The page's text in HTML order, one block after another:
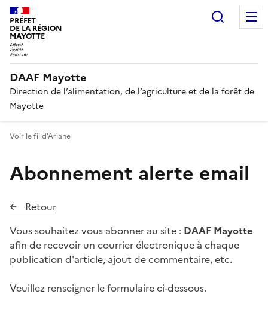
PRÉFET
DE LA RÉGION
MAYOTTE
DAAF Mayotte
Direction de l’alimentation, de l’agriculture et de la forêt de
Mayotte
Voir le fil d'Ariane
Abonnement alerte email
Retour
Vous souhaitez vous abonner au site : DAAF Mayotte
afin de recevoir un courrier électronique à chaque
publication d'article, ajout de commentaire, etc.
Veuillez renseigner le formulaire ci-dessous.